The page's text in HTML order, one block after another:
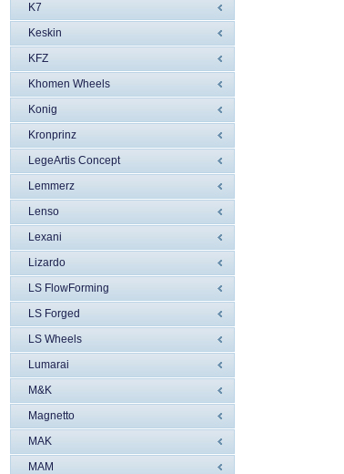
K7
Keskin
KFZ
Khomen Wheels
Konig
Kronprinz
LegeArtis Concept
Lemmerz
Lenso
Lexani
Lizardo
LS FlowForming
LS Forged
LS Wheels
Lumarai
M&K
Magnetto
MAK
MAM